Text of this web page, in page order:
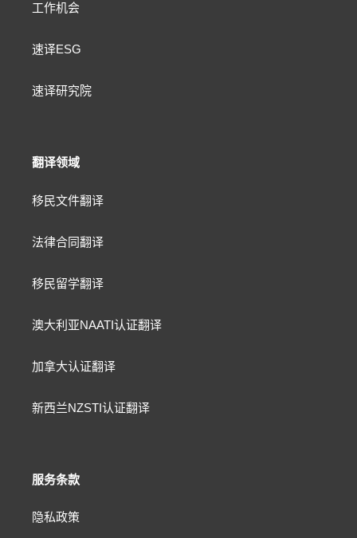
工作机会
速译ESG
速译研究院
翻译领域
移民文件翻译
法律合同翻译
移民留学翻译
澳大利亚NAATI认证翻译
加拿大认证翻译
新西兰NZSTI认证翻译
服务条款
隐私政策